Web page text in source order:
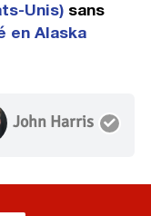
Unis)sans
en Alaska
John Harris